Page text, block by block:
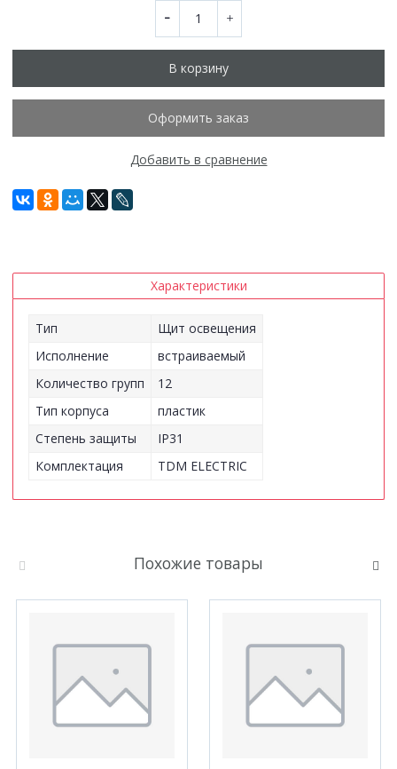
В корзину
Оформить заказ
Добавить в сравнение
Характеристики
Тип
Щит освещения
Исполнение
встраиваемый
Количество групп
12
Тип корпуса
пластик
Степень защиты
IP31
Комплектация
TDM ELECTRIC
Похожие товары